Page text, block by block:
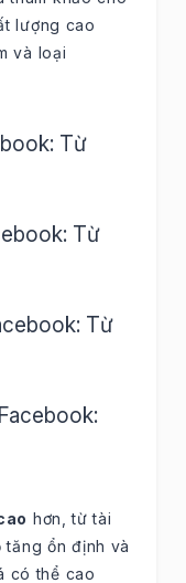
lượng cao
và loại
Từ
Từ
Từ
hơn, từ tài
ổn định và
có thể cao